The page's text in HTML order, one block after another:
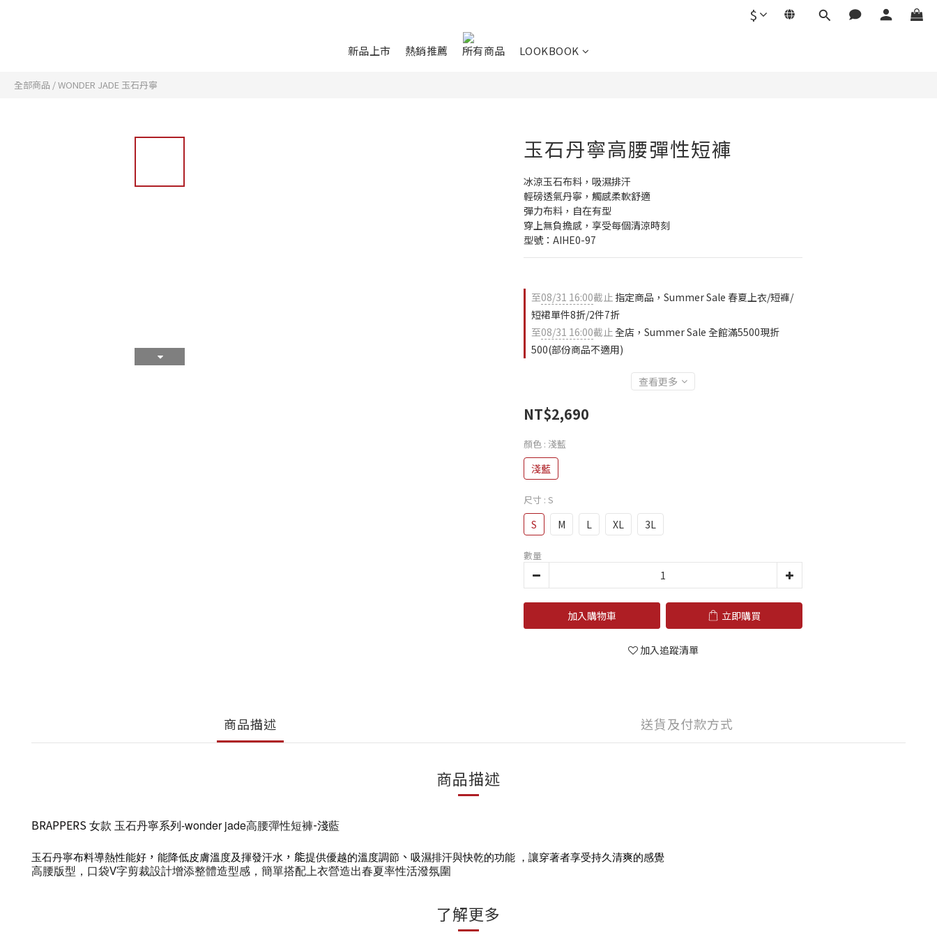
$
新品上市 熱銷推薦 所有商品 LOOKBOOK
全部商品 /WONDER JADE 玉石丹寧
玉石丹寧高腰彈性短褲
冰涼玉石布料，吸濕排汗
輕磅透氣丹寧，觸感柔軟舒適
彈⼒布料，自在有型
穿上無負擔感，享受每個清涼時刻
型號：AIHE0-97
至08/31 16:00截止 指定商品，Summer Sale 春夏上衣/短褲/
短裙單件8折/2件7折
至08/31 16:00截止全店，Summer Sale 全館滿5500現折
500(部份商品不適用)
查看更多
NT$2,690
顏色 : 淺藍
淺藍
尺寸 : S
S M L XL 3L
數量
加入購物車 立即購買
加入追蹤清單
商品描述 送貨及付款方式
商品描述
BRAPPERS女款 玉石丹寧系列-wonder jade高腰彈性短褲-淺藍
玉⽯丹寧布料導熱性能好 ， 能降低⽪膚溫度及揮發汗⽔ ，能提供優越的溫度調節 、 吸濕排汗與快乾的功能 ，讓穿著者享受持久清爽的感覺
高腰版型，口袋V字剪裁設計增添整體造型感，簡單搭配上衣營造出春夏率性活潑氛圍
了解更多
立即購買